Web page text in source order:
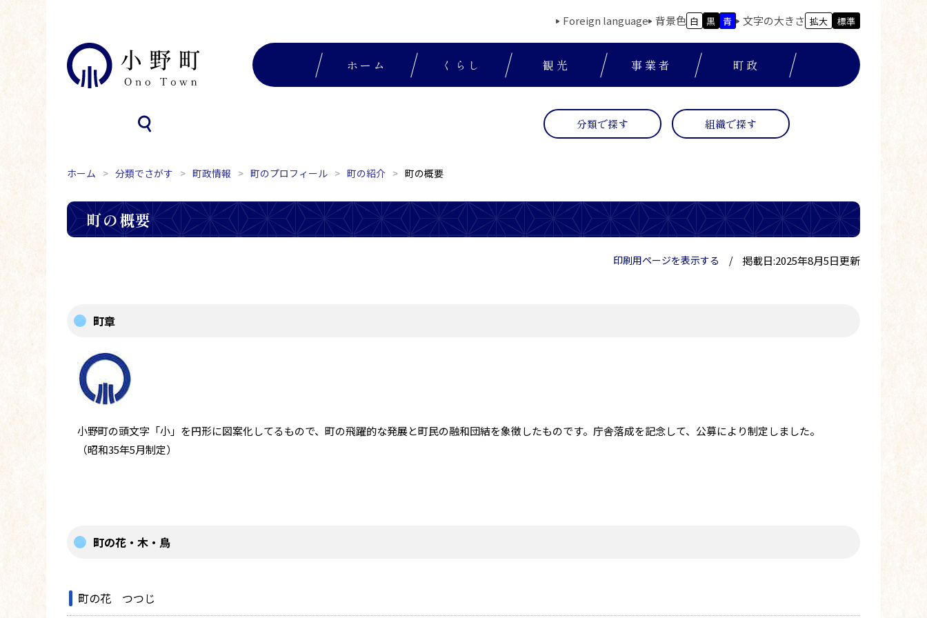
Foreign language 背景色 白 黒 青 文字の大きさ 拡大 標準
ホーム くらし 観光 事業者 町政
分類で探す 組織で探す
ホーム 分類でさがす 町政情報 町のプロフィール 町の紹介 町の概要
町の概要
印刷用ページを表示する 掲載日:2025年8月5日更新
町章
小野町の頭文字「小」を円形に図案化してるもので、町の飛躍的な発展と町民の融和団結を象徴したものです。庁舎落成を記念して、公募により制定しました。
（昭和35年5月制定）
町の花・木・鳥
町の花 つつじ